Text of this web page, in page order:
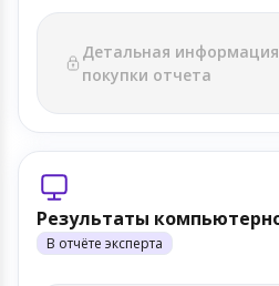
Детальная
покупки отчета
Результаты
В отчёте эксперта